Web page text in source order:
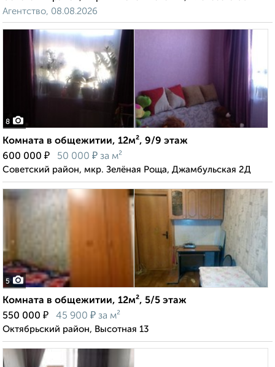
Агентство, 08.08.2026
8
Комната в общежитии, 12м², 9/9 этаж
600 000 ₽ 50 000 ₽ за м²
Советский район, мкр. Зелёная Роща, Джамбульская 2Д
5
Комната в общежитии, 12м², 5/5 этаж
550 000 ₽ 45 900 ₽ за м²
Октябрьский район, Высотная 13